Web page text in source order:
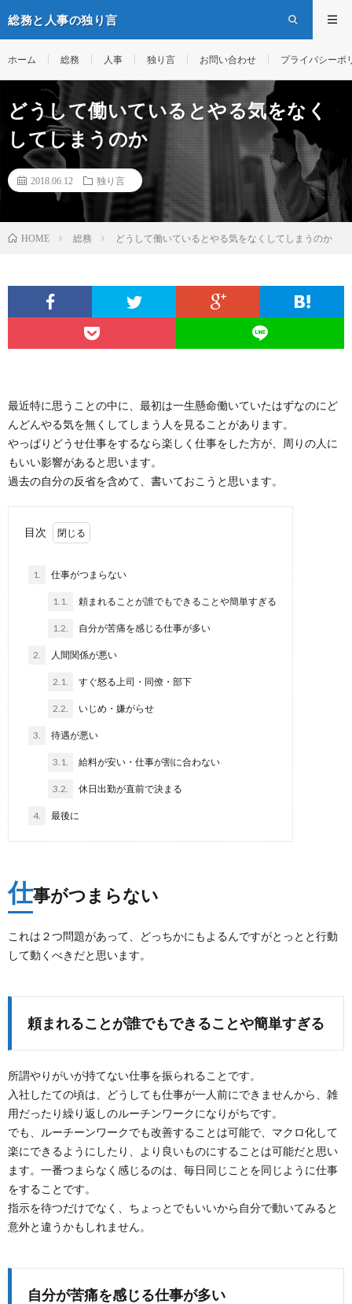
総務と人事の独り言
ホーム 総務 人事 独り言 お問い合わせ プライバシーポ
どうして働いているとやる気をなく
してしまうのか
2018.06.12 独り言
HOME 総務 どうして働いているとやる気をなくしてしまうのか
最近特に思うことの中に、最初は一生懸命働いていたはずなのにど
んどんやる気を無くしてしまう人を見ることがあります。
やっぱりどうせ仕事をするなら楽しく仕事をした方が、周りの人に
もいい影響があると思います。
過去の自分の反省を含めて、書いておこうと思います。
目次
1. 仕事がつまらない
1.1. 頼まれることが誰でもできることや簡単すぎる
1.2. 自分が苦痛を感じる仕事が多い
2. 人間関係が悪い
2.1. すぐ怒る上司・同僚・部下
2.2. いじめ・嫌がらせ
3. 待遇が悪い
3.1. 給料が安い・仕事が割に合わない
3.2. 休日出勤が直前で決まる
4. 最後に
仕事がつまらない
これは２つ問題があって、どっちかにもよるんですがとっとと行動
して動くべきだと思います。
頼まれることが誰でもできることや簡単すぎる
所謂やりがいが持てない仕事を振られることです。
入社したての頃は、どうしても仕事が一人前にできませんから、雑
用だったり繰り返しのルーチンワークになりがちです。
でも、ルーチーンワークでも改善することは可能で、マクロ化して
楽にできるようにしたり、より良いものにすることは可能だと思い
ます。一番つまらなく感じるのは、毎日同じことを同じように仕事
をすることです。
指示を待つだけでなく、ちょっとでもいいから自分で動いてみると
意外と違うかもしれません。
自分が苦痛を感じる仕事が多い